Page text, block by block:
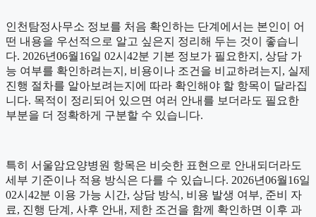
인천탐정사무소 정보를 처음 확인하는 단계에서는 본인이 어
떤 내용을 우선적으로 알고 싶은지 정리해 두는 것이 좋습니
다. 2026년06월16일 02시42분 기본 정보가 필요한지, 상담 가
능 여부를 확인하려는지, 비용이나 조건을 비교하려는지, 실제
진행 절차를 알아보려는지에 따라 확인해야 할 항목이 달라집
니다. 목적이 정리되어 있으면 여러 안내를 보더라도 필요한
부분을 더 정확하게 구분할 수 있습니다.
특히 서울암요양병원 항목은 비슷한 표현으로 안내되더라도
세부 기준이나 적용 방식은 다를 수 있습니다. 2026년06월16일
02시42분 이용 가능 시간, 상담 방식, 비용 발생 여부, 준비 자
료, 진행 단계, 사후 안내, 제한 조건을 함께 확인하면 이후 과